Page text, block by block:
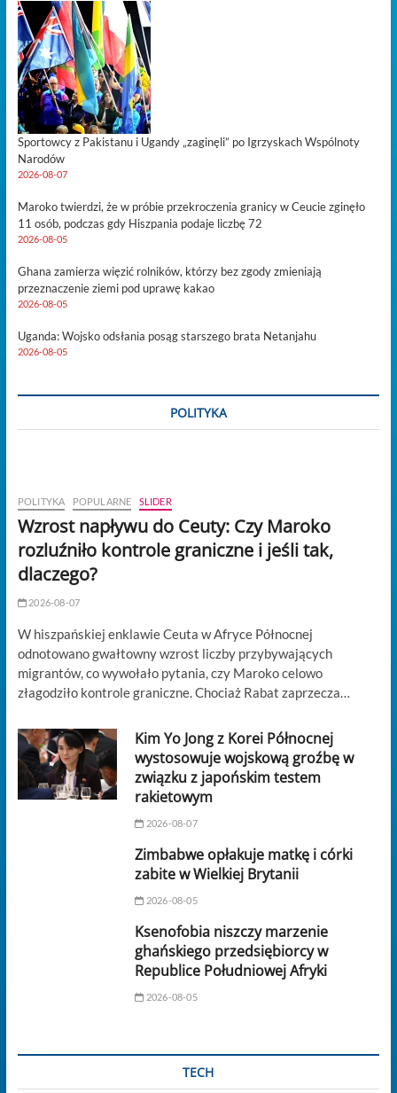
Sportowcy z Pakistanu i Ugandy „zaginęli” po Igrzyskach Wspólnoty
Narodów
2026-08-07
Maroko twierdzi, że w próbie przekroczenia granicy w Ceucie zginęło
11 osób, podczas gdy Hiszpania podaje liczbę 72
2026-08-05
Ghana zamierza więzić rolników, którzy bez zgody zmieniają
przeznaczenie ziemi pod uprawę kakao
2026-08-05
Uganda: Wojsko odsłania posąg starszego brata Netanjahu
2026-08-05
POLITYKA
POLITYKA POPULARNE SLIDER
Wzrost napływu do Ceuty: Czy Maroko
rozluźniło kontrole graniczne i jeśli tak,
dlaczego?
2026-08-07
W hiszpańskiej enklawie Ceuta w Afryce Północnej
odnotowano gwałtowny wzrost liczby przybywających
migrantów, co wywołało pytania, czy Maroko celowo
złagodziło kontrole graniczne. Chociaż Rabat zaprzecza…
Kim Yo Jong z Korei Północnej
wystosowuje wojskową groźbę w
związku z japońskim testem
rakietowym
2026-08-07
Zimbabwe opłakuje matkę i córki
zabite w Wielkiej Brytanii
2026-08-05
Ksenofobia niszczy marzenie
ghańskiego przedsiębiorcy w
Republice Południowej Afryki
2026-08-05
TECH